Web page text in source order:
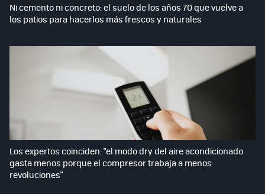
Ni cemento ni concreto: el suelo de los años 70 que vuelve a
los patios para hacerlos más frescos y naturales
Los expertos coinciden: "el modo dry del aire acondicionado
gasta menos porque el compresor trabaja a menos
revoluciones"